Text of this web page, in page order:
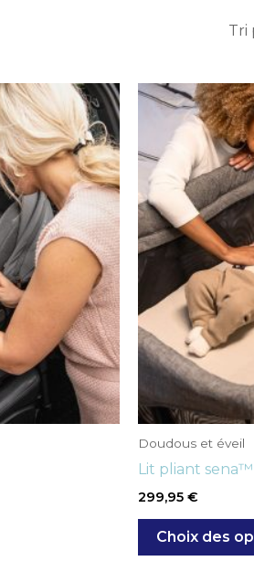
Doudous et éveil
Lit pliant
299,95 €
Choix des